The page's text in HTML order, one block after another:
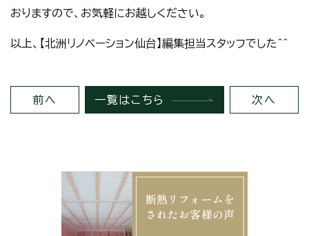
おりますので、お気軽にお越しください。
以上、【北洲リノベーション仙台】編集担当スタッフでした＾＾
前へ 一覧はこちら 次へ
断熱リフォームを
されたお客様の声